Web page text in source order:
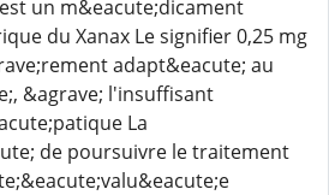
un m&eacute;dicament
du Xanax Le signifier 0,25 mg
adapt&eacute; au
&agrave; l'insuffisant
La
de poursuivre le traitement